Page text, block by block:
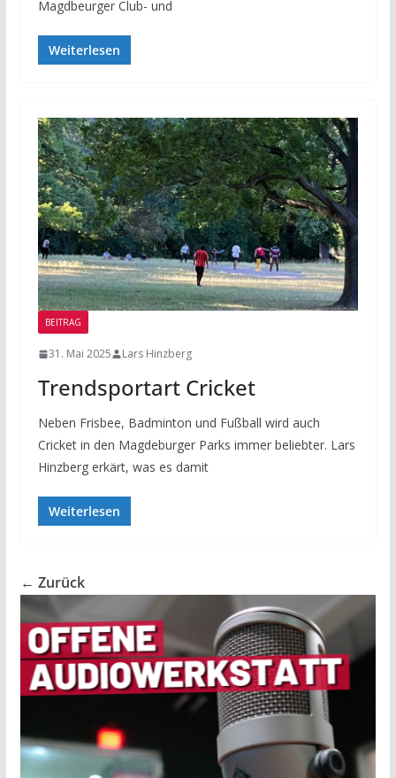
Magdbeurger Club- und
Weiterlesen
BEITRAG
31. Mai 2025 Lars Hinzberg
Trendsportart Cricket
Neben Frisbee, Badminton und Fußball wird auch
Cricket in den Magdeburger Parks immer beliebter. Lars
Hinzberg erkärt, was es damit
Weiterlesen
← Zurück